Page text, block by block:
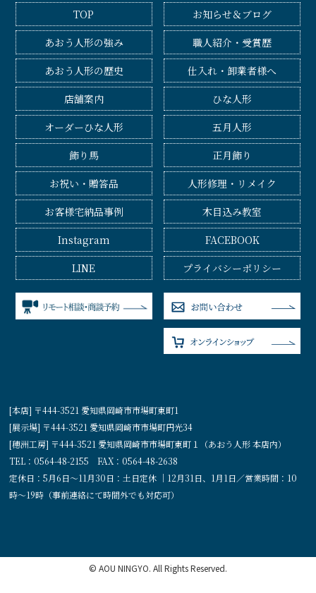
TOP
お知らせ＆ブログ
あおう人形の強み
職人紹介・受賞歴
あおう人形の歴史
仕入れ・卸業者様へ
店舗案内
ひな人形
オーダーひな人形
五月人形
飾り馬
正月飾り
お祝い・贈答品
人形修理・リメイク
お客様宅納品事例
木目込み教室
Instagram
FACEBOOK
LINE
プライバシーポリシー
[本店] 〒444-3521 愛知県岡崎市市場町東町1
[展示場] 〒444-3521 愛知県岡崎市市場町円光34
[穂洲工房] 〒444-3521 愛知県岡崎市市場町東町１（あおう人形 本店内）
TEL：0564-48-2155 FAX：0564-48-2638
定休日：5月6日〜11月30日：土日定休 ｜12月31日、1月1日／営業時間：10
時〜19時（事前連絡にて時間外でも対応可）
© AOU NINGYO. All Rights Reserved.